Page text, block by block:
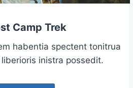
Camp Trek
habentia spectent tonitrua
inistra possedit.